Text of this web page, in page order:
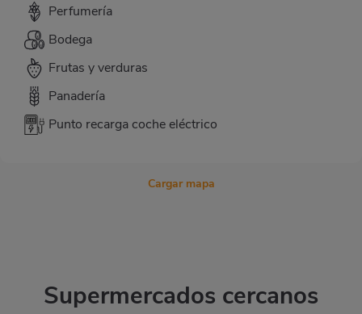
Perfumería
Bodega
Frutas y verduras
Panadería
Punto recarga coche eléctrico
Cargar mapa
Supermercados cercanos